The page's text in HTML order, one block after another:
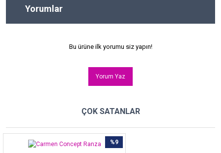
Yorumlar
Bu ürüne ilk yorumu siz yapın!
Yorum Yaz
ÇOK SATANLAR
%9